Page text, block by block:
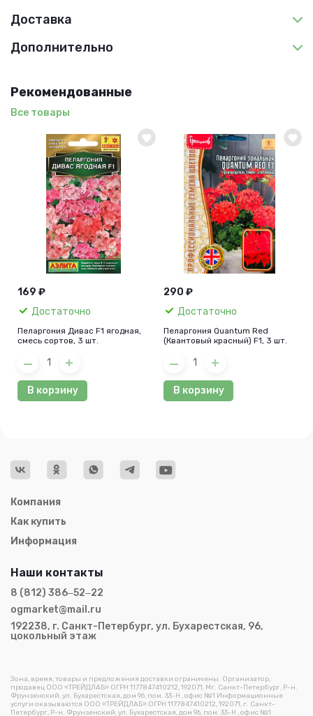
Доставка
Дополнительно
Рекомендованные
Все товары
169 ₽
Достаточно
Пеларгония Дивас F1 ягодная,
смесь сортов, 3 шт.
В корзину
290 ₽
Достаточно
Пеларгония Quantum Red
(Квантовый красный) F1, 3 шт.
В корзину
Компания
Как купить
Информация
Зона, время, товары и предложения доставки ограничены. Организатор,
продавец ООО «ТРЕЙДЛАБ» ОГРН 1177847410212, 192071, Мг. Санкт-Петербург, Р-н.
Фрунзенский, ул. Бухарестская, дом 96, пом. 33-Н , офис №1 Информационные
услуги оказываются ООО «ТРЕЙДЛАБ» ОГРН 1177847410212, 192071, г. Санкт-
Петербург, Р-н. Фрунзенский, ул. Бухарестская, дом 96, пом. 33-Н , офис №1
Наши контакты
8 (812) 386‒52‒22
ogmarket@mail.ru
192238, г. Санкт-Петербург, ул. Бухарестская, 96,
цокольный этаж